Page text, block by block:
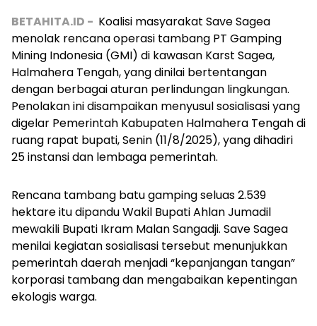
BETAHITA.ID - Koalisi masyarakat Save Sagea
menolak rencana operasi tambang PT Gamping
Mining Indonesia (GMI) di kawasan Karst Sagea,
Halmahera Tengah, yang dinilai bertentangan
dengan berbagai aturan perlindungan lingkungan.
Penolakan ini disampaikan menyusul sosialisasi yang
digelar Pemerintah Kabupaten Halmahera Tengah di
ruang rapat bupati, Senin (11/8/2025), yang dihadiri
25 instansi dan lembaga pemerintah.
Rencana tambang batu gamping seluas 2.539
hektare itu dipandu Wakil Bupati Ahlan Jumadil
mewakili Bupati Ikram Malan Sangadji. Save Sagea
menilai kegiatan sosialisasi tersebut menunjukkan
pemerintah daerah menjadi “kepanjangan tangan”
korporasi tambang dan mengabaikan kepentingan
ekologis warga.